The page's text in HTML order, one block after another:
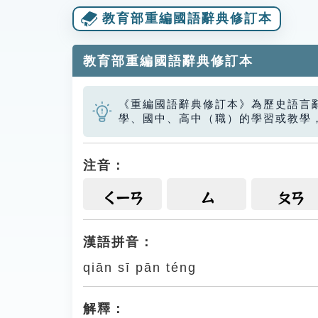
教育部重編國語辭典修訂本
教育部重編國語辭典修訂本
《重編國語辭典修訂本》為歷史語
學、國中、高中（職）的學習或教學
注音：
ㄑㄧㄢ ㄙ ㄆㄢ
漢語拼音：
qiān sī pān téng
解釋：